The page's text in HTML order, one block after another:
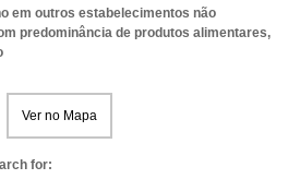
em outros estabelecimentos não
predominância de produtos alimentares,
Ver no Mapa
for: